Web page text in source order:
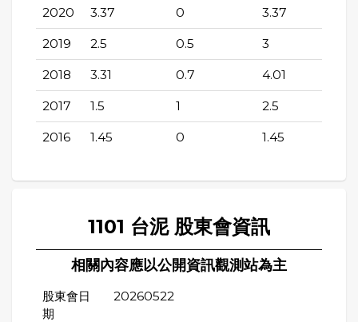
2020 3.37 0 3.37
2019 2.5 0.5 3
2018 3.31 0.7 4.01
2017 1.5 1 2.5
2016 1.45 0 1.45
1101 台泥 股東會資訊
相關內容應以公開資訊觀測站為主
股東會日
期
20260522